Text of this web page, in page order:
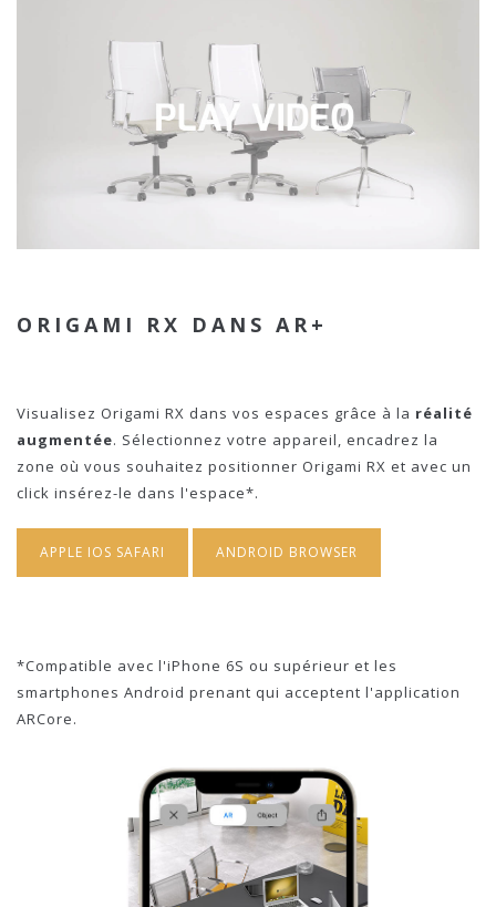
ORIGAMI RX DANS AR+
Visualisez Origami RX dans vos espaces grâce à la réalité
augmentée. Sélectionnez votre appareil, encadrez la
zone où vous souhaitez positionner Origami RX et avec un
click insérez-le dans l'espace*.
APPLE IOS SAFARI ANDROID BROWSER
*Compatible avec l'iPhone 6S ou supérieur et les
smartphones Android prenant qui acceptent l'application
ARCore.